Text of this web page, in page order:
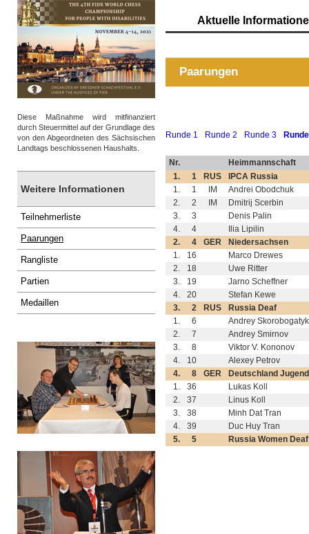
Diese Maßnahme wird mitfinanziert
durch Steuermittel auf der Grundlage des
von den Abgeordneten des Sächsischen
Landtags beschlossenen Haushalts.
Weitere Informationen
Teilnehmerliste
Paarungen
Rangliste
Partien
Medaillen
Aktuelle
Paarungen
Runde 1 Runde 2 Runde 3
Nr.
Heimmannschaft
1.
1 RUS
IPCA Russia
1.
1 IM
Andrei Obodchuk
2.
2 IM
Dmitrij Scerbin
3.
3
Denis Palin
4.
4
Ilia Lipilin
2.
4 GER
Niedersachsen
1.
16
Marco Drewes
2.
18
Uwe Ritter
3.
19
Jarno Scheffner
4.
20
Stefan Kewe
3.
2 RUS
Russia Deaf
1.
6
Andrey
2.
7
Andrey Smirnov
3.
8
Viktor V. Kononov
4.
10
Alexey Petrov
4.
8 GER
Deutschland Jugend
1.
36
Lukas Koll
2.
37
Linus Koll
3.
38
Minh Dat Tran
4.
39
Duc Huy Tran
5.
5 Russia Women Deaf